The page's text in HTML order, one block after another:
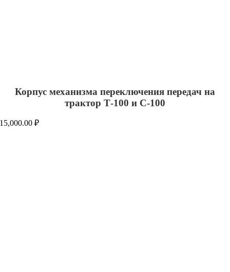
Корпус механизма переключения передач на
трактор Т-100 и С-100
15,000.00₽